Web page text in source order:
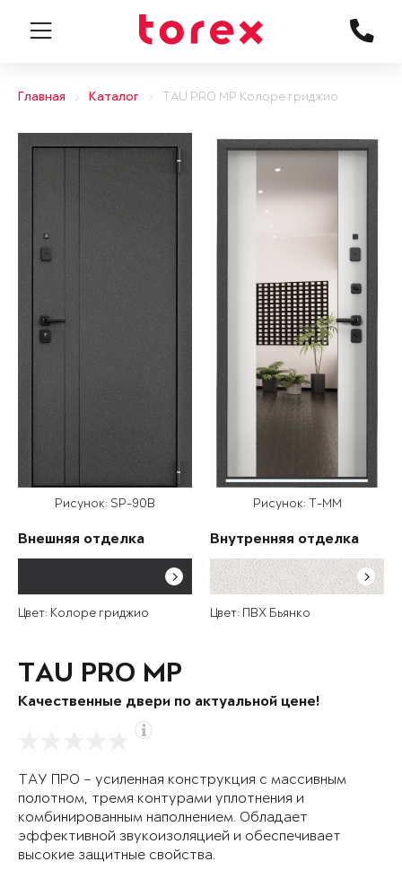
Главная Каталог TAU PRO MP Колоре гриджио
Рисунок: SP-90B
Внешняя отделка
Цвет: Колоре гриджио
Рисунок: T-MM
Внутренняя отделка
Цвет: ПВХ Бьянко
TAU PRO MP
Качественные двери по актуальной цене!
ТАУ ПРО – усиленная конструкция с массивным
полотном, тремя контурами уплотнения и
комбинированным наполнением. Обладает
эффективной звукоизоляцией и обеспечивает
высокие защитные свойства.